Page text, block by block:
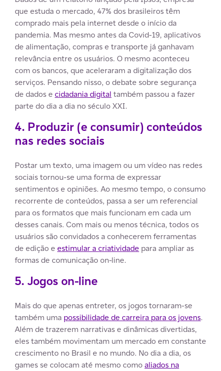
que estuda o mercado, 47% dos brasileiros têm
comprado mais pela internet desde o início da
pandemia. Mas mesmo antes da Covid-19, aplicativos
de alimentação, compras e transporte já ganhavam
relevância entre os usuários. O mesmo aconteceu
com os bancos, que aceleraram a digitalização dos
serviços. Pensando nisso, o debate sobre segurança
de dados e cidadania digital também passou a fazer
parte do dia a dia no século XXI.
4. Produzir (e consumir) conteúdos
nas redes sociais
Postar um texto, uma imagem ou um vídeo nas redes
sociais tornou-se uma forma de expressar
sentimentos e opiniões. Ao mesmo tempo, o consumo
recorrente de conteúdos, passa a ser um referencial
para os formatos que mais funcionam em cada um
desses canais. Com mais ou menos técnica, todos os
usuários são convidados a conhecerem ferramentas
de edição e estimular a criatividade para ampliar as
formas de comunicação on-line.
5. Jogos on-line
Mais do que apenas entreter, os jogos tornaram-se
também uma possibilidade de carreira para os jovens.
Além de trazerem narrativas e dinâmicas divertidas,
eles também movimentam um mercado em constante
crescimento no Brasil e no mundo. No dia a dia, os
games se colocam até mesmo comoaliados na